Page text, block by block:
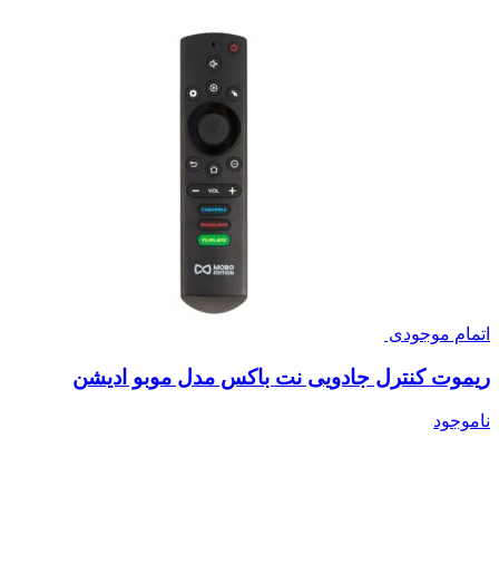
اتمام موجودی
ریموت کنترل جادویی نت باکس مدل موبو ادیشن
ناموجود